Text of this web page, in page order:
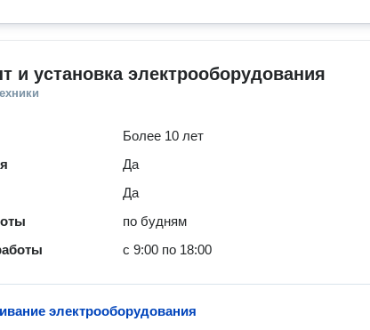
и установка электрооборудования
Более 10 лет
Да
Да
по будням
с 9:00 по 18:00
электрооборудования